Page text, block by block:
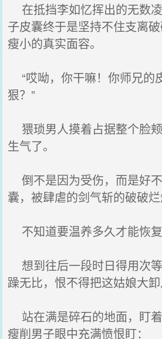
在抵挡李如忆挥出的无数
子皮囊终于是坚持不住支离
瘦小的真实面容。
“哎呦，你干嘛！你师兄的
狠？”
猥琐男人摸着占据整个脸
生气了。
倒不是因为受伤，而是好
囊，被肆虐的剑气斩的破破烂
不知道要温养多久才能恢复
想到往后一段时日得用次
躁无比，恨不得把这姑娘大卸
站在满是碎石的地面，盯着
瘦削男子眼中充满愤恨盯：